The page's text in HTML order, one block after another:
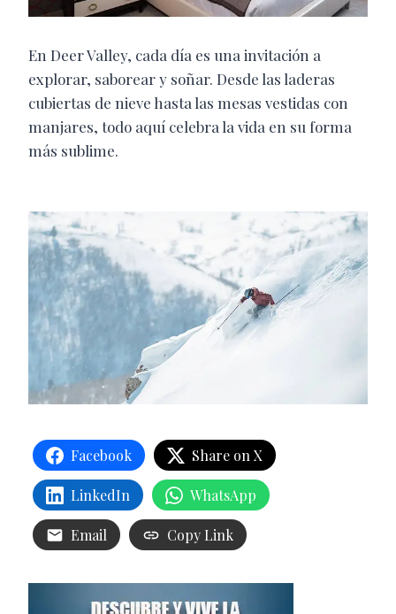
En Deer Valley, cada día es una invitación a
explorar, saborear y soñar. Desde las laderas
cubiertas de nieve hasta las mesas vestidas con
manjares, todo aquí celebra la vida en su forma
más sublime.
Facebook Share on X
LinkedIn WhatsApp
Email Copy Link